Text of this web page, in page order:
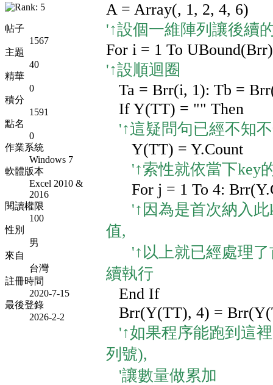
帖子
1567
主題
40
精華
0
積分
1591
點名
0
作業系統
Windows 7
軟體版本
Excel 2010 &
2016
閱讀權限
100
性別
男
來自
台灣
註冊時間
2020-7-15
最後登錄
2026-2-2
A = Array(, 1, 2, 4, 6)
'↑設個一維陣列讓後續
For i = 1 To UBound(Brr)
'↑設順迴圈
Ta = Brr(i, 1): Tb =
If Y(TT) = "" Then
'↑這疑問句已經不知
Y(TT) = Y.Count
'↑索性就依當下key
For j = 1 To 4:
'↑因為是首次納入此
值,
'↑以上就已經處理了
續執行
End If
Brr(Y(TT), 4) =
'↑如果程序能跑到這
列號),
'讓數量做累加